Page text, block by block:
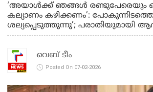
‘അയാൾക്ക് ഞങ്ങൾ രണ്ടുപേരെയും
കല്യാണം കഴിക്കണം’:
ശല്യപ്പെടുത്തുന്നു’; പരാതിയുമായി
വെബ് ടീം
Posted On 07-02-2026